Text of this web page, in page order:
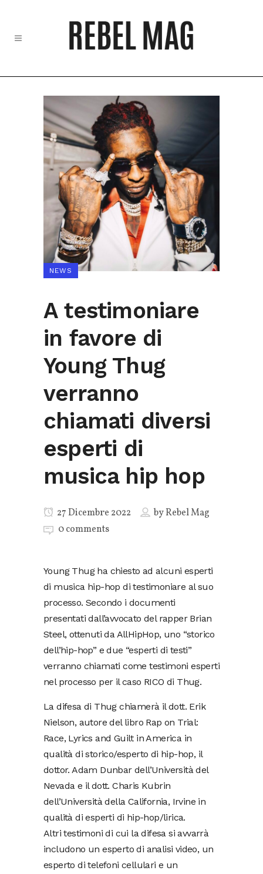
NEWS
A testimoniare
in favore di
Young Thug
verranno
chiamati diversi
esperti di
musica hip hop
27 Dicembre 2022 byRebel Mag
0 comments
Young Thug ha chiesto ad alcuni esperti
di musica hip-hop di testimoniare al suo
processo. Secondo i documenti
presentati dall’avvocato del rapper Brian
Steel, ottenuti da AllHipHop, uno “storico
dell’hip-hop” e due “esperti di testi”
verranno chiamati come testimoni esperti
nel processo per il caso RICO di Thug.
La difesa di Thug chiamerà il dott. Erik
Nielson, autore del libro Rap on Trial:
Race, Lyrics and Guilt in America in
qualità di storico/esperto di hip-hop, il
dottor. Adam Dunbar dell’Università del
Nevada e il dott. Charis Kubrin
dell’Università della California, Irvine in
qualità di esperti di hip-hop/lirica.
Altri testimoni di cui la difesa si avvarrà
includono un esperto di analisi video, un
esperto di telefoni cellulari e un